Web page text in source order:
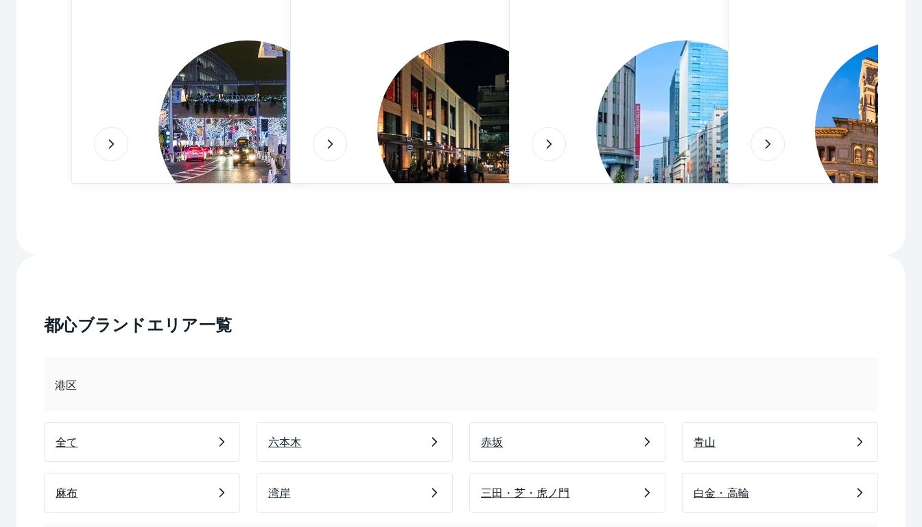
都心ブランドエリア一覧
港区
全て 六本木 赤坂 青山
麻布 湾岸 三田・芝・虎ノ門 白金・高輪